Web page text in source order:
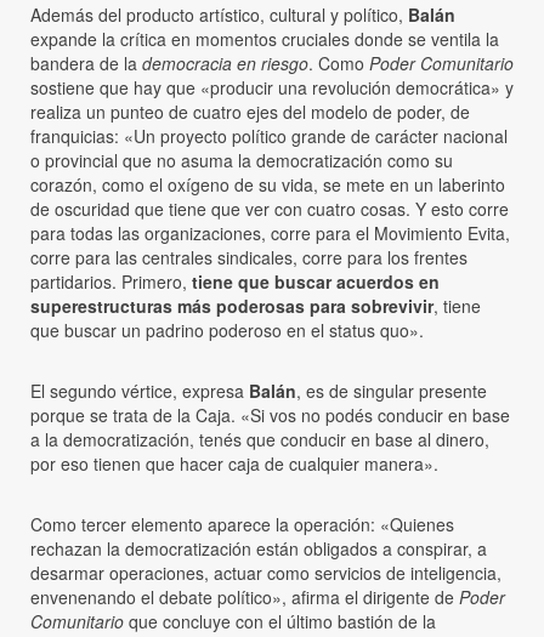
Además del producto artístico, cultural y político, Balán
expande la crítica en momentos cruciales donde se ventila la
bandera de la democracia en riesgo. Como Poder Comunitario
sostiene que hay que «producir una revolución democrática» y
realiza un punteo de cuatro ejes del modelo de poder, de
franquicias: «Un proyecto político grande de carácter nacional
o provincial que no asuma la democratización como su
corazón, como el oxígeno de su vida, se mete en un laberinto
de oscuridad que tiene que ver con cuatro cosas. Y esto corre
para todas las organizaciones, corre para el Movimiento Evita,
corre para las centrales sindicales, corre para los frentes
partidarios. Primero, tiene que buscar acuerdos en
superestructuras más poderosas para sobrevivir, tiene
que buscar un padrino poderoso en el status quo».
El segundo vértice, expresa Balán, es de singular presente
porque se trata de la Caja. «Si vos no podés conducir en base
a la democratización, tenés que conducir en base al dinero,
por eso tienen que hacer caja de cualquier manera».
Como tercer elemento aparece la operación: «Quienes
rechazan la democratización están obligados a conspirar, a
desarmar operaciones, actuar como servicios de inteligencia,
envenenando el debate político», afirma el dirigente de Poder
Comunitario que concluye con el último bastión de la